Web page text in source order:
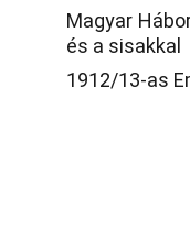
Magyar
és a sisakkal
1912/13-as